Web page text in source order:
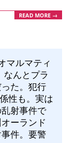
READ MORE →
マルマティ
なんとプラ
た。犯行
性も。実は
射事件で
ーランド
件。要警